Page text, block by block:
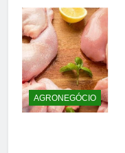
AGRONEGÓCIO